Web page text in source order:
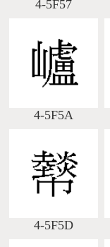
4-5F57
4-5F5A
4-5F5D